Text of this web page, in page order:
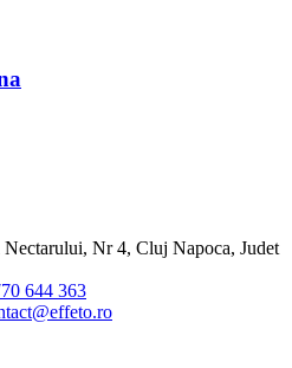
Nectarului, Nr 4, Cluj Napoca, Judet
644 363